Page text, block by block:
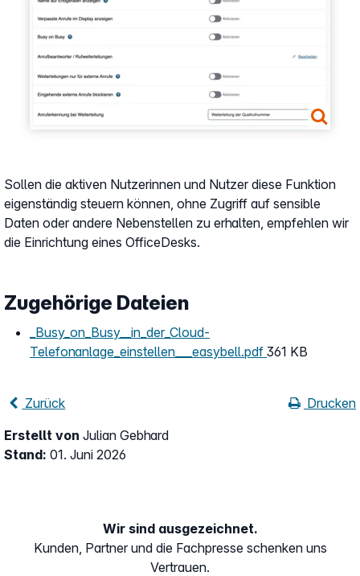
Sollen die aktiven Nutzerinnen und Nutzer diese Funktion
eigenständig steuern können, ohne Zugriff auf sensible
Daten oder andere Nebenstellen zu erhalten, empfehlen wir
die Einrichtung eines OfficeDesks.
Zugehörige Dateien
_Busy_on_Busy__in_der_Cloud-
Telefonanlage_einstellen___easybell.pdf 361 KB
Zurück
Drucken
Erstellt von Julian Gebhard
Stand: 01. Juni 2026
Wir sind ausgezeichnet.
Kunden, Partner und die Fachpresse schenken uns
Vertrauen.